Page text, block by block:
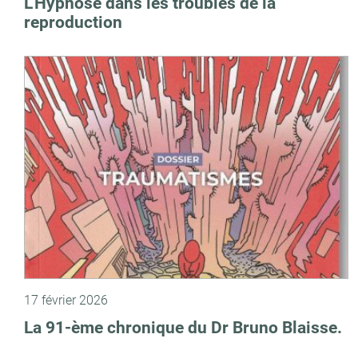
reproduction
17 février 2026
La 91-ème chronique du Dr Bruno Blaisse.